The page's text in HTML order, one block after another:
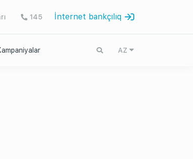
145 İnternet bankçılıq
AZ